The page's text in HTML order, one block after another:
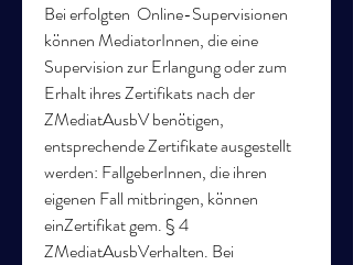
Bei erfolgten  Online-Supervisionen
können MediatorInnen, die eine
Supervision zur Erlangung oder zum
Erhalt ihres Zertifikats nach der
ZMediatAusbV benötigen,
entsprechende Zertifikate ausgestellt
werden: FallgeberInnen, die ihren
eigenen Fall mitbringen, können
einZertifikat gem. § 4
ZMediatAusbVerhalten. Bei